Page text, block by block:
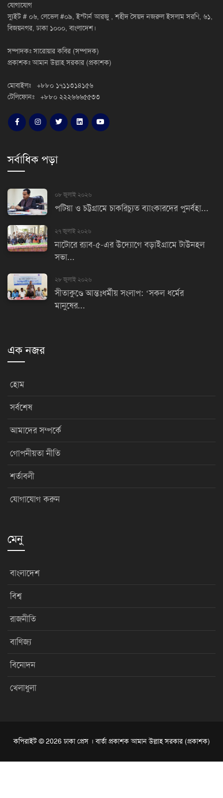
যোগাযোগ
স্যুইট # ০৬, লেভেল #০৯, ইস্টার্ন আরজু , শহীদ সৈয়দ নজরুল ইসলাম সরণি, ৬১,
বিজয়নগর, ঢাকা ১০০০, বাংলাদেশ।
সম্পাদকঃ সারোয়ার কবির (সম্পাদক)
প্রকাশকঃ আমান উল্লাহ সরকার (প্রকাশক)
মোবাইলঃ +৮৮০ ১৭১১৩১৪১৫৬
টেলিফোনঃ +৮৮০ ২২২৬৬৬৫৫৩৩
সর্বাধিক পড়া
০৮ জুলাই ২০২৬
পটিয়া ও চট্টগ্রামে চাকরিচ্যুত ব্যাংকারদের পুনর্বহা...
২৭ জুলাই ২০২৬
নাটোরে র‌্যাব-৫-এর উদ্যোগে বড়াইগ্রামে টাউনহল
সভা...
২৮ জুলাই ২০২৬
সীতাকুণ্ডে আন্তঃধর্মীয় সংলাপ: ‘সকল ধর্মের
মানুষের...
এক নজর
হোম
সর্বশেষ
আমাদের সম্পর্কে
গোপনীয়তা নীতি
শর্তাবলী
যোগাযোগ করুন
মেনু
বাংলাদেশ
বিশ্ব
রাজনীতি
বাণিজ্য
বিনোদন
খেলাধুলা
কপিরাইট © 2026 ঢাকা প্রেস । বার্তা প্রকাশক আমান উল্লাহ সরকার (প্রকাশক)